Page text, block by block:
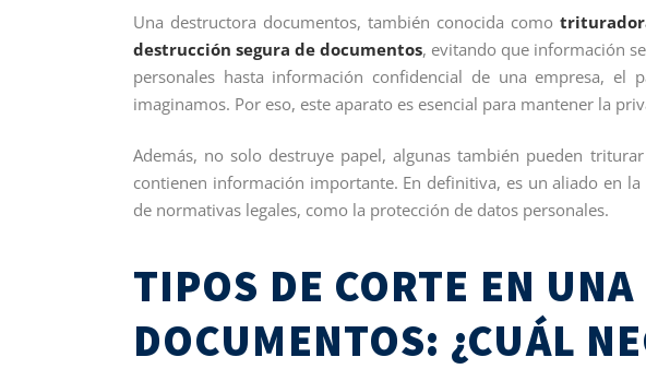
Una destructora documentos, también conocida como
destrucción segura de documentos, evitando que información
personales hasta información confidencial de una empresa, el
imaginamos. Por eso, este aparato es esencial para mantener la
Además, no solo destruye papel, algunas también pueden
contienen información importante. En definitiva, es un aliado en
de normativas legales, como la protección de datos personales.
TIPOS DE CORTE EN
DOCUMENTOS: ¿CUÁL